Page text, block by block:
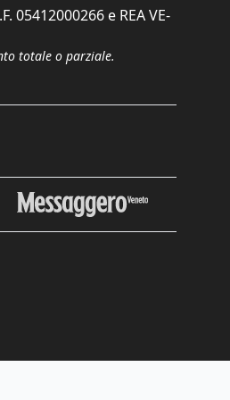
05412000266 e REA VE-
totale o parziale.